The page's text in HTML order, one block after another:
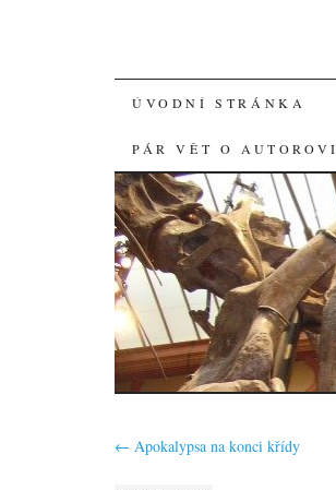
SKIP
TO
CONTENT
ÚVODNÍ STRÁNKA
PÁR VĚT O AUTOROVI
← Apokalypsa na konci křídy